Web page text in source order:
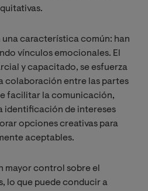
característica común: han
vínculos emocionales. El
y capacitado, se esfuerza
colaboración entre las partes
facilitar la comunicación,
identificación de intereses
opciones creativas para
aceptables.
mayor control sobre el
lo que puede conducir a